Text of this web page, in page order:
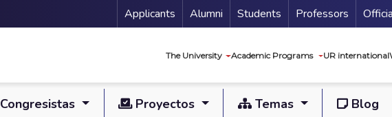
Menu Secundario
Applicants Alumni Students Professors
The University Academic Programs UR international
Congresistas Proyectos Temas Blog